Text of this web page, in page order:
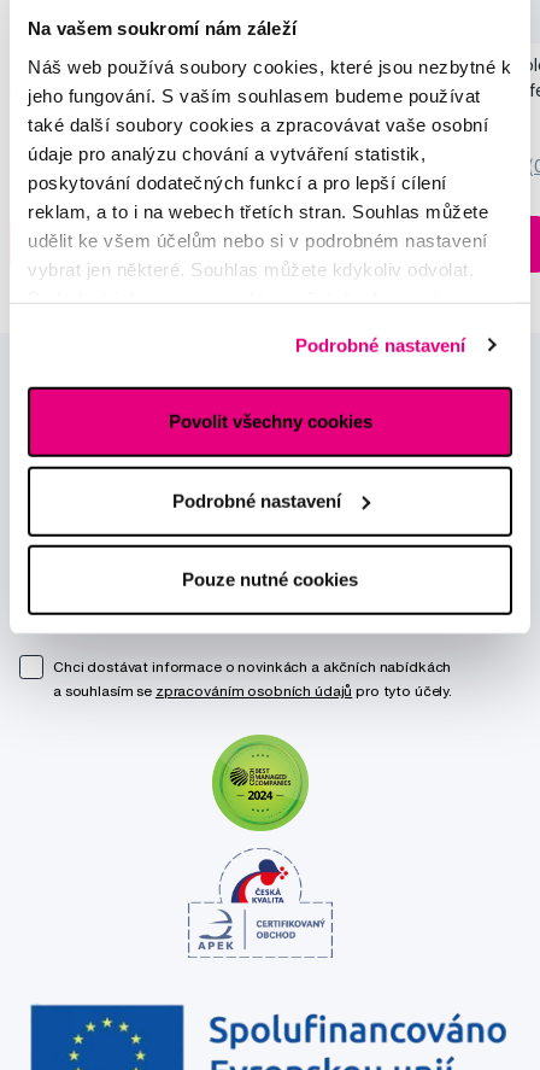
Na vašem soukromí nám záleží
Náš web používá soubory cookies, které jsou nezbytné k
jeho fungování. S vaším souhlasem budeme používat
také další soubory cookies a zpracovávat vaše osobní
údaje pro analýzu chování a vytváření statistik,
poskytování dodatečných funkcí a pro lepší cílení
reklam, a to i na webech třetích stran. Souhlas můžete
udělit ke všem účelům nebo si v podrobném nastavení
vybrat jen některé. Souhlas můžete kdykoliv odvolat.
Podrobné nastavení
Povolit všechny cookies
Podrobné nastavení
Pouze nutné cookies
SMILLE Sonic Brush - Prémiový sonický
kartáček s kónickými vlákny SANGI, bílý
3 699 Kč
/5
Do košíku
Skladem > 5 ks
Ihned na
13 prodejnách
Pop Instant Teeth
pro okamžitý bělicí
259 Kč
Do košíku
Chci dostávat informace o novinkách a akčních nabídkách
a souhlasím se zpracováním osobních údajů pro tyto účely.